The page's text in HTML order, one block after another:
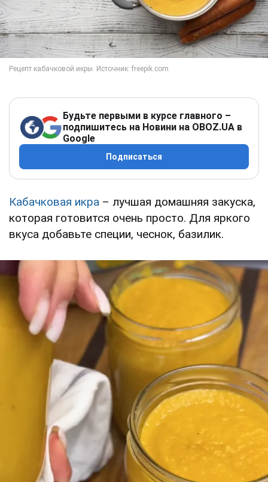
Будьте первыми в курсе главного –
подпишитесь на Новини на OBOZ.UA в
Google
Подписаться
Кабачковая икра – лучшая домашняя закуска,
которая готовится очень просто. Для яркого
вкуса добавьте специи, чеснок, базилик.